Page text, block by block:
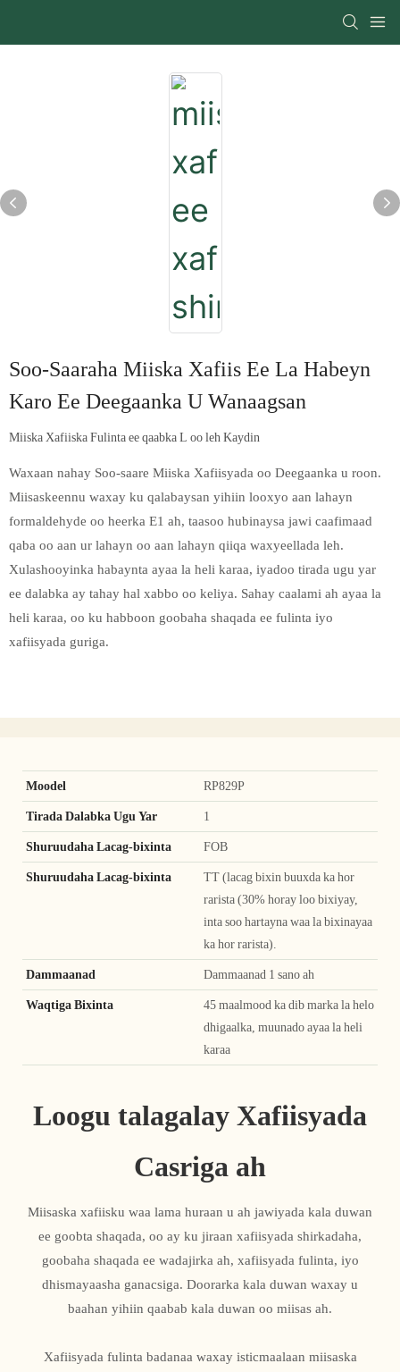
Soo-Saaraha Miiska Xafiis Ee La Habeyn
Karo Ee Deegaanka U Wanaagsan
Miiska Xafiiska Fulinta ee qaabka L oo leh Kaydin
Waxaan nahay Soo-saare Miiska Xafiisyada oo Deegaanka u roon.
Miisaskeennu waxay ku qalabaysan yihiin looxyo aan lahayn
formaldehyde oo heerka E1 ah, taasoo hubinaysa jawi caafimaad
qaba oo aan ur lahayn oo aan lahayn qiiqa waxyeellada leh.
Xulashooyinka habaynta ayaa la heli karaa, iyadoo tirada ugu yar
ee dalabka ay tahay hal xabbo oo keliya. Sahay caalami ah ayaa la
heli karaa, oo ku habboon goobaha shaqada ee fulinta iyo
xafiisyada guriga.
Moodel RP829P
Tirada Dalabka Ugu Yar 1
Shuruudaha Lacag-bixinta FOB
Shuruudaha Lacag-bixinta
TT (lacag bixin buuxda ka hor
rarista (30% horay loo bixiyay,
inta soo hartayna waa la bixinayaa
ka hor rarista).
Dammaanad Dammaanad 1 sano ah
Waqtiga Bixinta
45 maalmood ka dib marka la helo
dhigaalka, muunado ayaa la heli
karaa
Loogu talagalay Xafiisyada
Casriga ah
Miisaska xafiisku waa lama huraan u ah jawiyada kala duwan
ee goobta shaqada, oo ay ku jiraan xafiisyada shirkadaha,
goobaha shaqada ee wadajirka ah, xafiisyada fulinta, iyo
dhismayaasha ganacsiga. Doorarka kala duwan waxay u
baahan yihiin qaabab kala duwan oo miisas ah.
Xafiisyada fulinta badanaa waxay isticmaalaan miisaska